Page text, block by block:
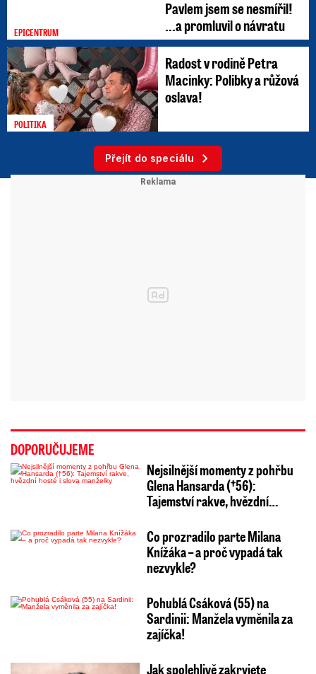
EPICENTRUM
Pavlem jsem se nesmířil!
...a promluvil o návratu
POLITIKA
Radost v rodině Petra
Macinky: Polibky a růžová
oslava!
Přejít do speciálu
DOPORUČUJEME
Nejsilnější momenty z pohřbu
Glena Hansarda (†56):
Tajemství rakve, hvězdní…
Co prozradilo parte Milana
Knížáka – a proč vypadá tak
nezvykle?
Pohublá Csáková (55) na
Sardinii: Manžela vyměnila za
zajíčka!
Jak spolehlivě zakryjete